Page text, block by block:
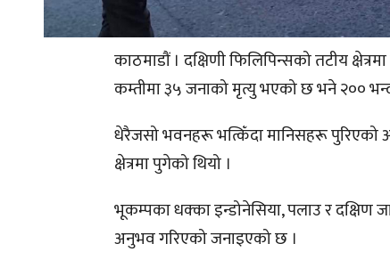
काठमाडौं । दक्षिणी फिलिपिन्सको तटीय
कम्तीमा ३५ जनाको मृत्यु भएको छ भने २००
धेरैजसो भवनहरू भत्किँदा मानिसहरू
क्षेत्रमा पुगेको थियो ।
भूकम्पका धक्का इन्डोनेसिया, पलाउ र दक्षिण
अनुभव गरिएको जनाइएको छ ।